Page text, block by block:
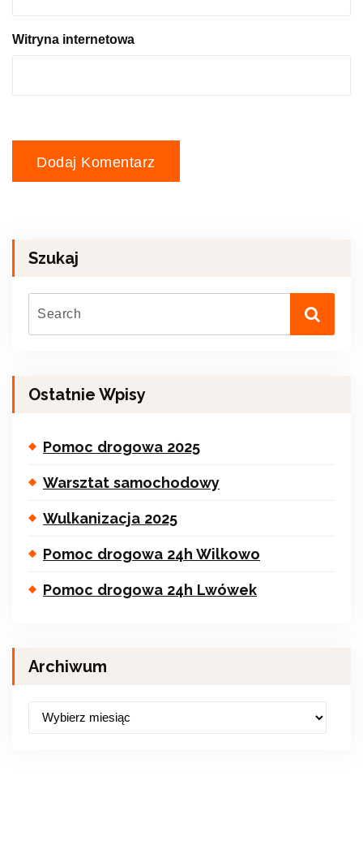
Witryna internetowa
Szukaj
Ostatnie Wpisy
Pomoc drogowa 2025
Warsztat samochodowy
Wulkanizacja 2025
Pomoc drogowa 24h Wilkowo
Pomoc drogowa 24h Lwówek
Archiwum